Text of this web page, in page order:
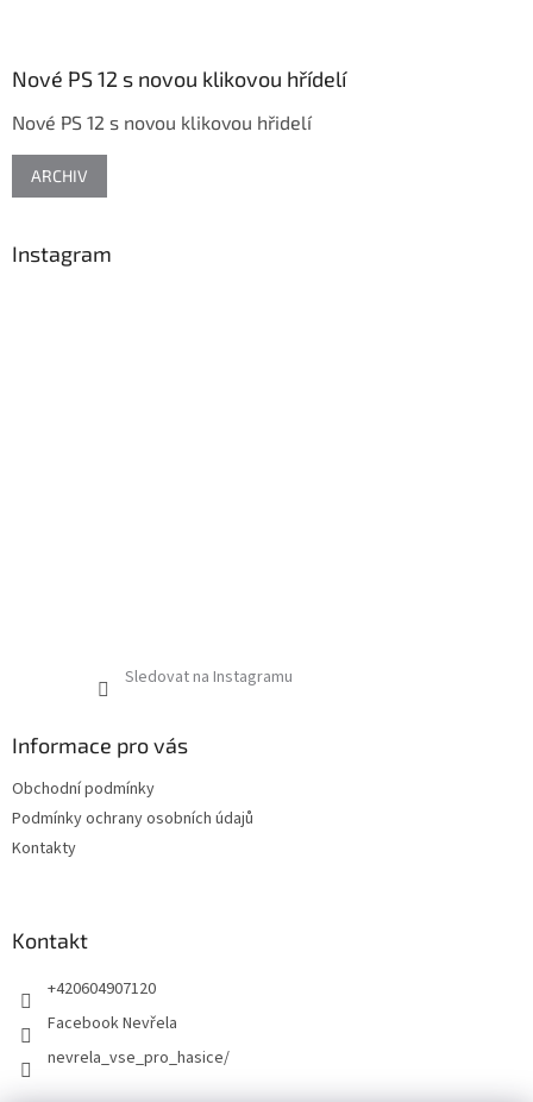
Nové PS 12 s novou klikovou hřídelí
Nové PS 12 s novou klikovou hřidelí
ARCHIV
Instagram
Sledovat na Instagramu
Informace pro vás
Obchodní podmínky
Podmínky ochrany osobních údajů
Kontakty
Kontakt
+420604907120
Facebook Nevřela
nevrela_vse_pro_hasice/